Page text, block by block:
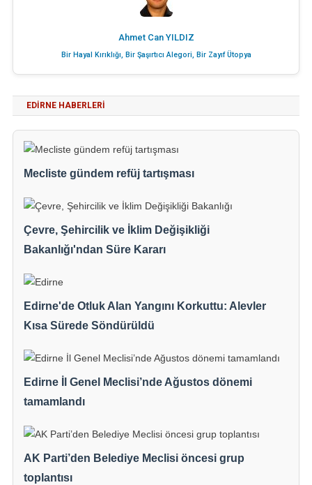
Ahmet Can YILDIZ
Bir Hayal Kırıklığı, Bir Şaşırtıcı Alegori, Bir Zayıf Ütopya
EDIRNE HABERLERI
Mecliste gündem refüj tartışması
Çevre, Şehircilik ve İklim Değişikliği
Bakanlığı'ndan Süre Kararı
Edirne'de Otluk Alan Yangını Korkuttu: Alevler
Kısa Sürede Söndürüldü
Edirne İl Genel Meclisi’nde Ağustos dönemi
tamamlandı
AK Parti’den Belediye Meclisi öncesi grup
toplantısı